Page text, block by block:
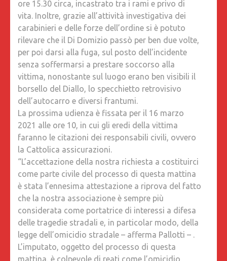
ore 15.30 circa, incastrato tra i rami e privo di
vita. Inoltre, grazie all’attività investigativa dei
carabinieri e delle forze dell’ordine si è potuto
rilevare che il Di Domizio passò per ben due volte,
per poi darsi alla fuga, sul posto dell’incidente
senza soffermarsi a prestare soccorso alla
vittima, nonostante sul luogo erano ben visibili il
borsello del Diallo, lo specchietto retrovisivo
dell’autocarro e diversi frantumi.
La prossima udienza è fissata per il 16 marzo
2021 alle ore 10, in cui gli eredi della vittima
faranno le citazioni dei responsabili civili, ovvero
la Cattolica assicurazioni.
“L’accettazione della nostra richiesta a costituirci
come parte civile del processo di questa mattina
è stata l’ennesima attestazione a riprova del fatto
che la nostra associazione è sempre più
considerata come portatrice di interessi a difesa
delle tragedie stradali e, in particolar modo, della
legge dell’omicidio stradale – afferma Pallotti – .
L’imputato, oggetto del processo di questa
mattina, è colpevole di reati come l’omicidio